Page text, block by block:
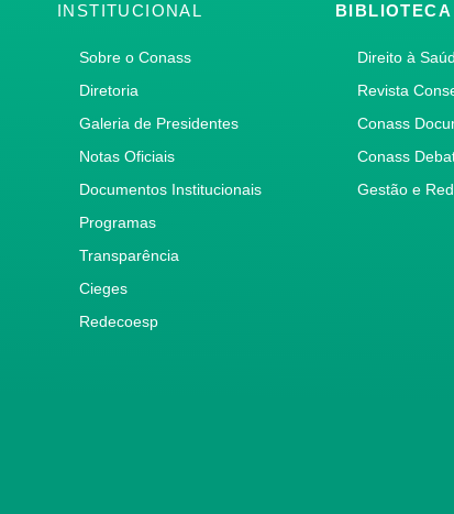
INSTITUCIONAL
Sobre o Conass
Diretoria
Galeria de Presidentes
Notas Oficiais
Documentos Institucionais
Programas
Transparência
Cieges
Redecoesp
Direito à
Revista
Conass
Conass
Gestão e